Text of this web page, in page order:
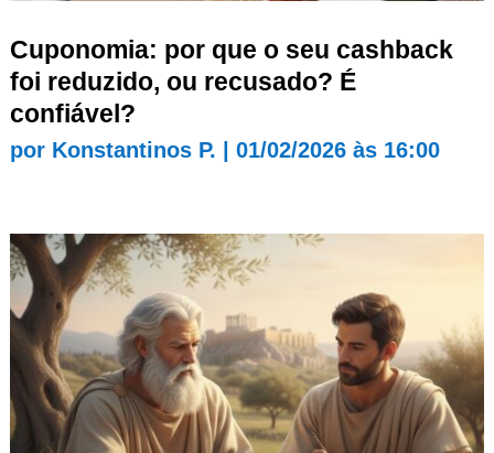
Cuponomia: por que o seu cashback
foi reduzido, ou recusado? É
confiável?
por Konstantinos P. 01/02/2026 às 16:00